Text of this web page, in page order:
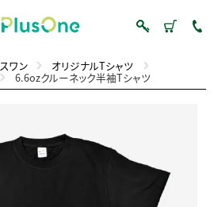
ワン オリジナルTシャツ
6.6ozクルーネック半袖Tシャツ